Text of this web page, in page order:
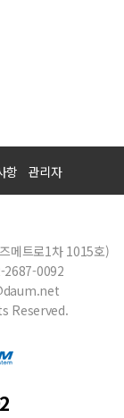
항 관리자
메트로1차 1015호)
2687-0092
Reserved.